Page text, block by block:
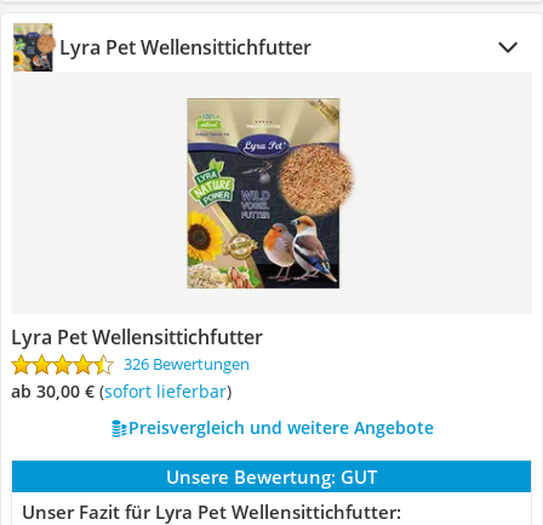
Lyra Pet Wellensittichfutter
Lyra Pet Wellensittichfutter
326 Bewertungen
ab 30,00 € ( Sofort lieferbar)
Preisvergleich und weitere Angebote
Unsere Bewertung: GUT
Unser Fazit für Lyra Pet Wellensittichfutter: